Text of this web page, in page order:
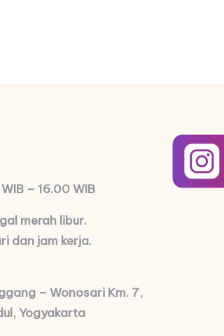
– 16.00 WIB
merah libur.
dan jam kerja.
– Wonosari Km. 7,
Yogyakarta